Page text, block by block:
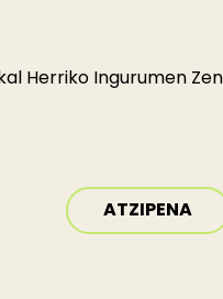
Herriko Ingurumen
ATZIPENA